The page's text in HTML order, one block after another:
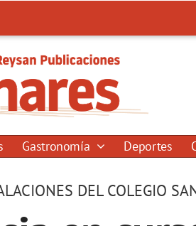
Gastronomía Deportes
DEL COLEGIO